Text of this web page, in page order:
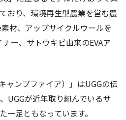
おり、環境再生型農業を営む農
材、アップサイクルウールを
ー、サトウキビ由来のEVAア
ャンプファイア）」はUGGの伝
UGGが近年取り組んでいるサ
一足ともなっています。